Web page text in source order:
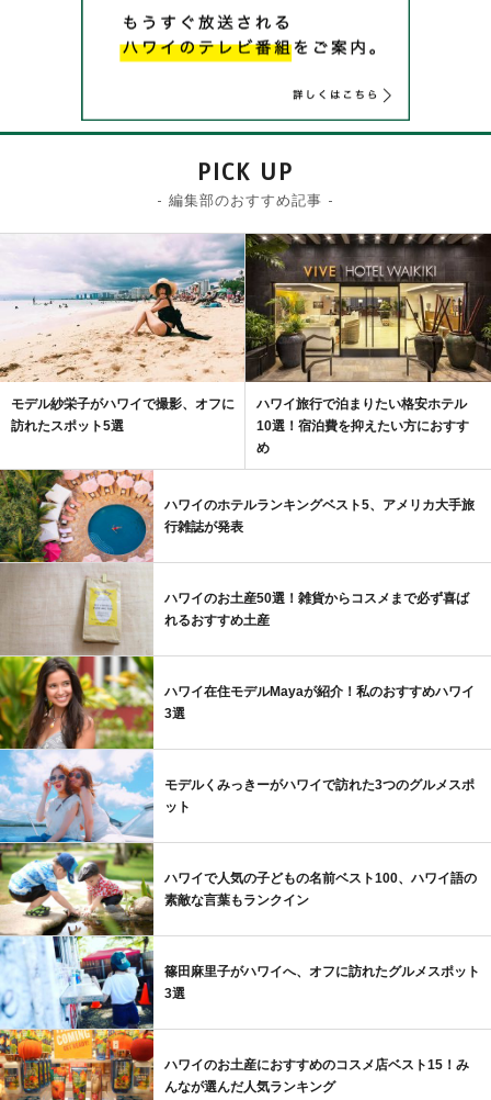
PICK UP
- 編集部のおすすめ記事 -
モデル紗栄子がハワイで撮影、オフに
訪れたスポット5選
ハワイ旅行で泊まりたい格安ホテル
10選！宿泊費を抑えたい方におすす
め
ハワイのホテルランキングベスト5、アメリカ大手旅
行雑誌が発表
ハワイのお土産50選！雑貨からコスメまで必ず喜ば
れるおすすめ土産
ハワイ在住モデルMayaが紹介！私のおすすめハワイ
3選
モデルくみっきーがハワイで訪れた3つのグルメスポ
ット
ハワイで人気の子どもの名前ベスト100、ハワイ語の
素敵な言葉もランクイン
篠田麻里子がハワイへ、オフに訪れたグルメスポット
3選
ハワイのお土産におすすめのコスメ店ベスト15！み
んなが選んだ人気ランキング